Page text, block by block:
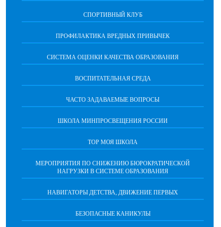
СПОРТИВНЫЙ КЛУБ
ПРОФИЛАКТИКА ВРЕДНЫХ ПРИВЫЧЕК
CИСТЕМА ОЦЕНКИ КАЧЕСТВА ОБРАЗОВАНИЯ
ВОСПИТАТЕЛЬНАЯ СРЕДА
ЧАСТО ЗАДАВАЕМЫЕ ВОПРОСЫ
ШКОЛА МИНПРОСВЕЩЕНИЯ РОССИИ
ТОР МОЯ ШКОЛА
МЕРОПРИЯТИЯ ПО СНИЖЕНИЮ БЮРОКРАТИЧЕСКОЙ
НАГРУЗКИ В СИСТЕМЕ ОБРАЗОВАНИЯ
НАВИГАТОРЫ ДЕТСТВА, ДВИЖЕНИЕ ПЕРВЫХ
БЕЗОПАСНЫЕ КАНИКУЛЫ